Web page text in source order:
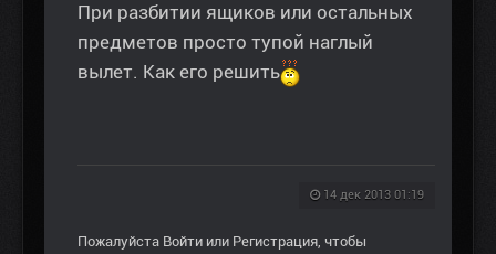
При разбитии ящиков или остальных
предметов просто тупой наглый
вылет. Как его решить
14 дек 2013 01:19
Пожалуйста Войти или Регистрация, чтобы